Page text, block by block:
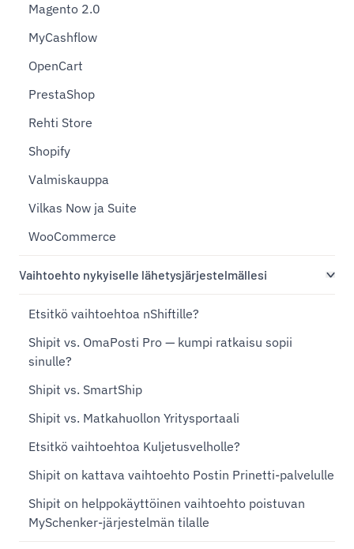
Magento 2.0
MyCashflow
OpenCart
PrestaShop
Rehti Store
Shopify
Valmiskauppa
Vilkas Now ja Suite
WooCommerce
Vaihtoehto nykyiselle lähetysjärjestelmällesi
Etsitkö vaihtoehtoa nShiftille?
Shipit vs. OmaPosti Pro — kumpi ratkaisu sopii
sinulle?
Shipit vs. SmartShip
Shipit vs. Matkahuollon Yritysportaali
Etsitkö vaihtoehtoa Kuljetusvelholle?
Shipit on kattava vaihtoehto Postin Prinetti-palvelulle
Shipit on helppokäyttöinen vaihtoehto poistuvan
MySchenker-järjestelmän tilalle